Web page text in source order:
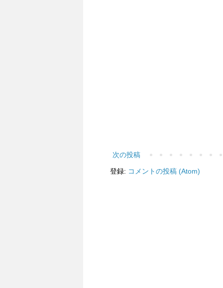
次の投稿
登録: コメントの投稿 (Atom)